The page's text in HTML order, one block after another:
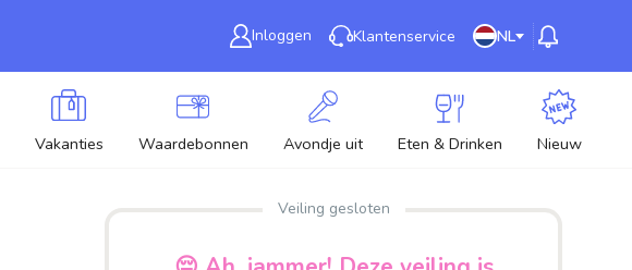
Inloggen Klantenservice NL
Vakanties Waardebonnen Avondje uit Eten & Drinken Nieuw
Veiling gesloten